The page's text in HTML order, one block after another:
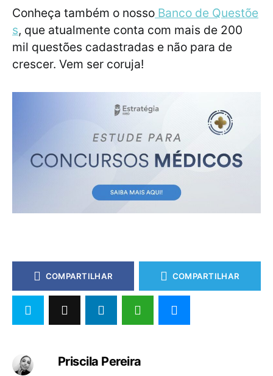
Conheça também o nosso Banco de Questõe
s, que atualmente conta com mais de 200
mil questões cadastradas e não para de
crescer. Vem ser coruja!
COMPARTILHAR COMPARTILHAR
Priscila Pereira